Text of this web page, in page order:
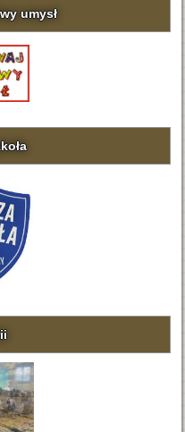
umysł